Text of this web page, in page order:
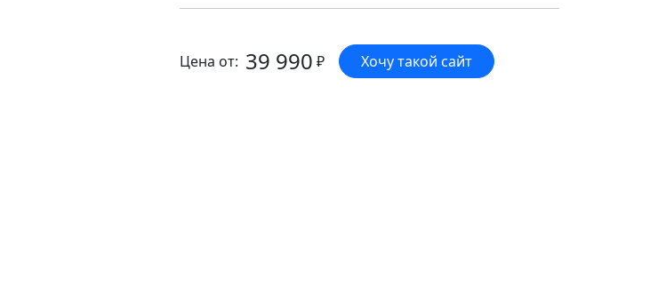
Цена от: 39 990 ₽ Хочу такой сайт